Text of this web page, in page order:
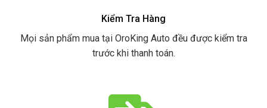
Kiểm Tra Hàng
Mọi sản phẩm mua tại OroKing Auto đều được kiểm tra
trước khi thanh toán.